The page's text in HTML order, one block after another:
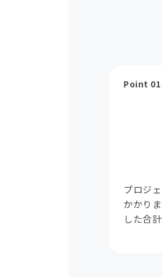
Point 01
プロジ
かかり
した合